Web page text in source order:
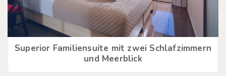
Superior Familiensuite mit zwei Schlafzimmern
und Meerblick